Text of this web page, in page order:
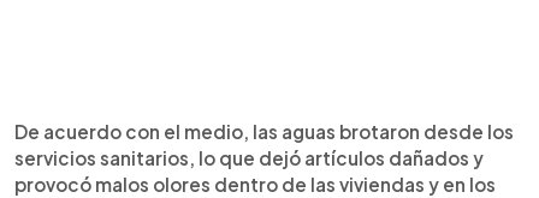
De acuerdo con el medio, las aguas brotaron desde los
servicios sanitarios, lo que dejó artículos dañados y
provocó malos olores dentro de las viviendas y en los